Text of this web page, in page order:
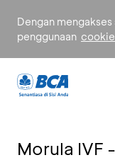
Dengan
penggunaan
Morula IVF